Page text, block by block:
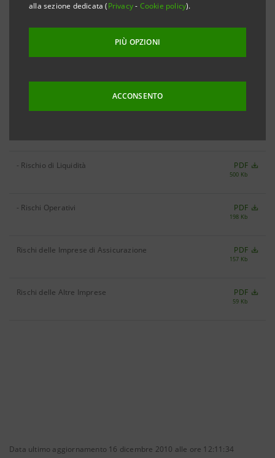
alla sezione dedicata (Privacy- Cookie policy).
PIÙ OPZIONI
ACCONSENTO
- Rischio di Credito
- Rischio di Liquidità PDF
500 Kb
- Rischi Operativi PDF
198 Kb
Rischi delle Imprese di Assicurazione PDF
157 Kb
Rischi delle Altre Imprese PDF
59 Kb
Data ultimo aggiornamento 16 dicembre 2010 alle ore 12:11:34